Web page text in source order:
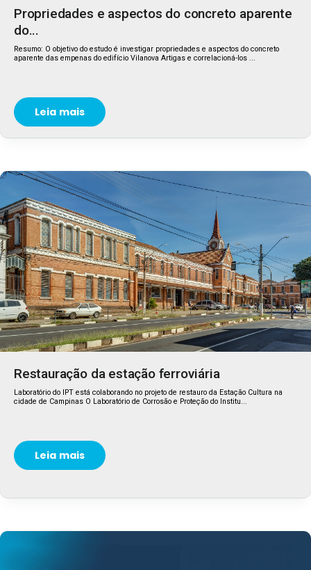
Propriedades e aspectos do concreto aparente
do...
Resumo: O objetivo do estudo é investigar propriedades e aspectos do concreto
aparente das empenas do edifício Vilanova Artigas e correlacioná-los ...
Leia mais
Restauração da estação ferroviária
Laboratório do IPT está colaborando no projeto de restauro da Estação Cultura na
cidade de Campinas O Laboratório de Corrosão e Proteção do Institu...
Leia mais